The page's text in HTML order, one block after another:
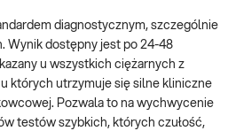
diagnostycznym, szczególnie
Wynik dostępny jest po 24-48
u wszystkich ciężarnych z
których utrzymuje się silne kliniczne
Pozwala to na wychwycenie
testów szybkich, których czułość,